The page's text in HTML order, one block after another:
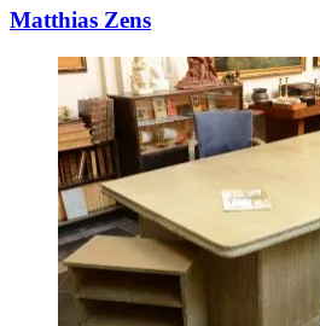
Matthias Zens